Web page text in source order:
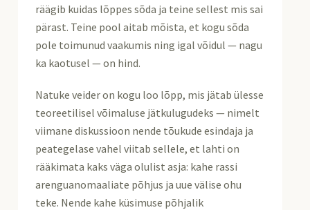
räägib kuidas lõppes sõda ja teine sellest mis sai
pärast. Teine pool aitab mõista, et kogu sõda
pole toimunud vaakumis ning igal võidul — nagu
ka kaotusel — on hind.
Natuke veider on kogu loo lõpp, mis jätab ülesse
teoreetilisel võimaluse jätkulugudeks — nimelt
viimane diskussioon nende tõukude esindaja ja
peategelase vahel viitab sellele, et lahti on
rääkimata kaks väga olulist asja: kahe rassi
arenguanomaaliate põhjus ja uue välise ohu
teke. Nende kahe küsimuse põhjalik